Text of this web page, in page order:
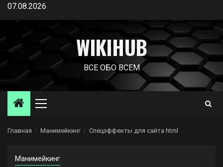
Перейти
содержимому
07.08.2026
WIKIHUB
ВСЕ ОБО ВСЕМ
Основное
Главная Манимейкинг Спецэффекты для сайта html
Манимейкинг